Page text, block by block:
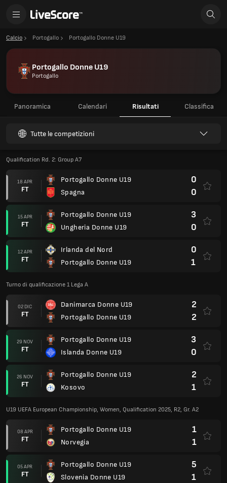
Calcio Portogallo Portogallo Donne U19
Portogallo Donne U19
Portogallo
Panoramica Calendari Risultati Classifica
Tutte le competizioni
Qualification Rd. 2: Group A7
18 APR
FT
Portogallo Donne U19
Spagna
0
0
15 APR
FT
Portogallo Donne U19
Ungheria Donne U19
3
0
12 APR
FT
Irlanda del Nord
Portogallo Donne U19
0
1
Turno di qualificazione 1 Lega A
02 DIC
FT
Danimarca Donne U19
Portogallo Donne U19
2
2
29 NOV
FT
Portogallo Donne U19
Islanda Donne U19
3
0
26 NOV
FT
Portogallo Donne U19
Kosovo
2
1
U19 UEFA European Championship, Women, Qualification 2025, R2, Gr. A2
08 APR
FT
Portogallo Donne U19
Norvegia
1
1
05 APR
FT
Portogallo Donne U19
Slovenia Donne U19
5
1